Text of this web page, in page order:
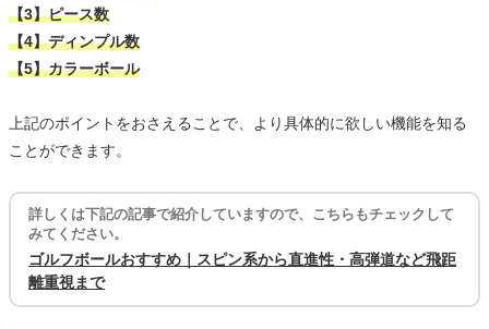
【3】ピース数
【4】ディンプル数
【5】カラーボール
上記のポイントをおさえることで、より具体的に欲しい機能を知る
ことができます。
詳しくは下記の記事で紹介していますので、こちらもチェックして
みてください。
ゴルフボールおすすめ｜スピン系から直進性・高弾道など飛距
離重視まで